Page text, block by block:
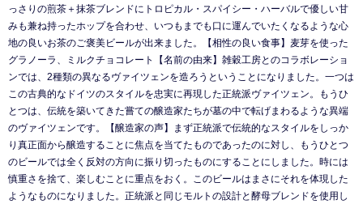
っさりの煎茶＋抹茶ブレンドにトロピカル・スパイシー・ハーバルで優しい甘
みも兼ね持ったホップを合わせ、いつもまでも口に運んでいたくなるような心
地の良いお茶のご褒美ビールが出来ました。【相性の良い食事】麦芽を使った
グラノーラ、ミルクチョコレート【名前の由来】雑穀工房とのコラボレーショ
ンでは、2種類の異なるヴァイツェンを造ろうということになりました。一つは
この古典的なドイツのスタイルを忠実に再現した正統派ヴァイツェン。もうひ
とつは、伝統を築いてきた嘗ての醸造家たちが墓の中で転げまわるような異端
のヴァイツェンです。【醸造家の声】まず正統派で伝統的なスタイルをしっか
り真正面から醸造することに焦点を当てたものであったのに対し、もうひとつ
のビールでは全く反対の方向に振り切ったものにすることにしました。時には
慎重さを捨て、楽しむことに重点をおく。このビールはまさにそれを体現した
ようなものになりました。正統派と同じモルトの設計と酵母ブレンドを使用し